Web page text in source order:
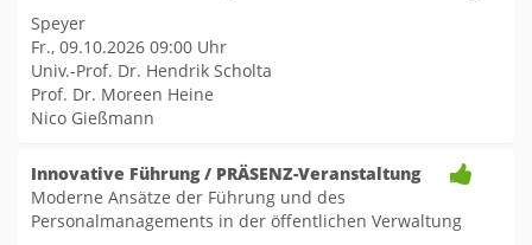
Speyer
Fr., 09.10.2026 09:00 Uhr
Univ.-Prof. Dr. Hendrik Scholta
Prof. Dr. Moreen Heine
Nico Gießmann
Innovative Führung / PRÄSENZ-Veranstaltung
Moderne Ansätze der Führung und des
Personalmanagements in der öffentlichen Verwaltung